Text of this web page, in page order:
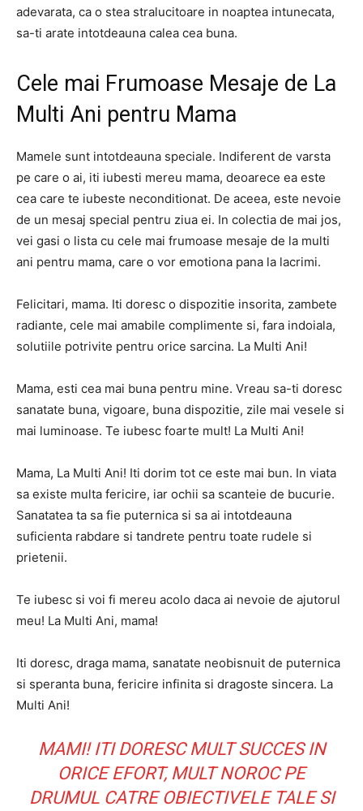
adevarata, ca o stea stralucitoare in noaptea intunecata,
sa-ti arate intotdeauna calea cea buna.
Cele mai Frumoase Mesaje de La
Multi Ani pentru Mama
Mamele sunt intotdeauna speciale. Indiferent de varsta
pe care o ai, iti iubesti mereu mama, deoarece ea este
cea care te iubeste neconditionat. De aceea, este nevoie
de un mesaj special pentru ziua ei. In colectia de mai jos,
vei gasi o lista cu cele mai frumoase mesaje de la multi
ani pentru mama, care o vor emotiona pana la lacrimi.
Felicitari, mama. Iti doresc o dispozitie insorita, zambete
radiante, cele mai amabile complimente si, fara indoiala,
solutiile potrivite pentru orice sarcina. La Multi Ani!
Mama, esti cea mai buna pentru mine. Vreau sa-ti doresc
sanatate buna, vigoare, buna dispozitie, zile mai vesele si
mai luminoase. Te iubesc foarte mult! La Multi Ani!
Mama, La Multi Ani! Iti dorim tot ce este mai bun. In viata
sa existe multa fericire, iar ochii sa scanteie de bucurie.
Sanatatea ta sa fie puternica si sa ai intotdeauna
suficienta rabdare si tandrete pentru toate rudele si
prietenii.
Te iubesc si voi fi mereu acolo daca ai nevoie de ajutorul
meu! La Multi Ani, mama!
Iti doresc, draga mama, sanatate neobisnuit de puternica
si speranta buna, fericire infinita si dragoste sincera. La
Multi Ani!
MAMI! ITI DORESC MULT SUCCES IN
ORICE EFORT, MULT NOROC PE
DRUMUL CATRE OBIECTIVELE TALE SI